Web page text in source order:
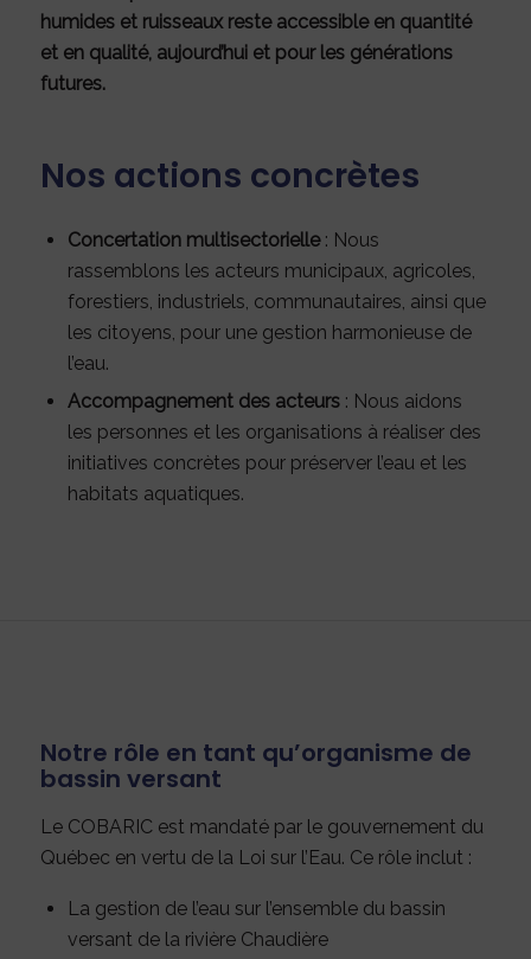
humides et ruisseaux reste accessible en quantité
et en qualité, aujourd’hui et pour les générations
futures.
Nos actions concrètes
Concertation multisectorielle: Nous
rassemblons les acteurs municipaux, agricoles,
forestiers, industriels, communautaires, ainsi que
les citoyens, pour une gestion harmonieuse de
l’eau.
Accompagnement des acteurs: Nous aidons
les personnes et les organisations à réaliser des
initiatives concrètes pour préserver l’eau et les
habitats aquatiques.
Notre rôle en tant qu’organisme de
bassin versant
Le COBARIC est mandaté par le gouvernement du
Québec en vertu de la Loi sur l’Eau. Ce rôle inclut :
La gestion de l’eau sur l’ensemble du bassin
versant de la rivière Chaudière